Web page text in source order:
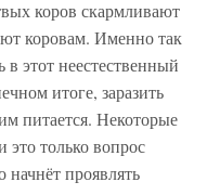
коров скармливают
коровам. Именно так
этот неестественный
итоге, заразить
питается. Некоторые
это только вопрос
начнёт проявлять